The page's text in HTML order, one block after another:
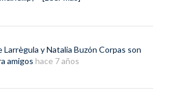
Larrègula yNatalia Buzón Corpas son
amigos hace 7 años